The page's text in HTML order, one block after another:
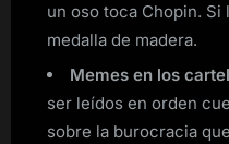
un oso toca Chopin. Si
medalla de madera.
Memes en los
ser leídos en orden
sobre la burocracia